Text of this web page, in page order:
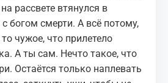
рассвете втянулся в
богом смерти. А всё потому,
чужое, что прилетело
А ты сам. Нечто такое, что
Остаётся только наплевать